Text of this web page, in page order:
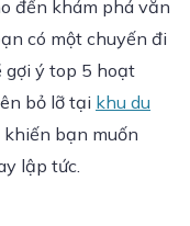
đến khám phá văn
có một chuyến đi
gợi ý top 5 hoạt
bỏ lỡ tại khu du
khiến bạn muốn
lập tức.